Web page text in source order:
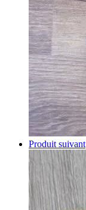
Produit suivant